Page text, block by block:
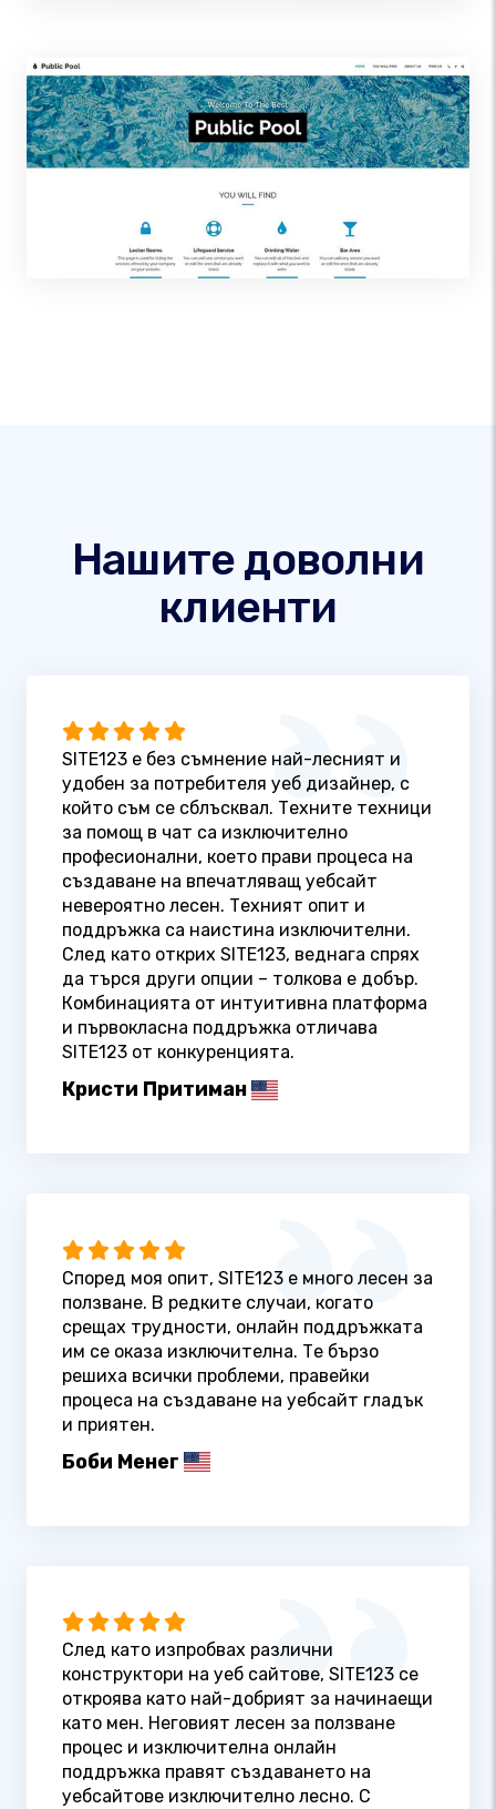
Нашите доволни
клиенти
SITE123 е без съмнение най-лесният и
удобен за потребителя уеб дизайнер, с
който съм се сблъсквал. Техните техници
за помощ в чат са изключително
професионални, което прави процеса на
създаване на впечатляващ уебсайт
невероятно лесен. Техният опит и
поддръжка са наистина изключителни.
След като открих SITE123, веднага спрях
да търся други опции – толкова е добър.
Комбинацията от интуитивна платформа
и първокласна поддръжка отличава
SITE123 от конкуренцията.
Кристи Притиман
Според моя опит, SITE123 е много лесен за
ползване. В редките случаи, когато
срещах трудности, онлайн поддръжката
им се оказа изключителна. Те бързо
решиха всички проблеми, правейки
процеса на създаване на уебсайт гладък
и приятен.
Боби Менег
След като изпробвах различни
конструктори на уеб сайтове, SITE123 се
откроява като най-добрият за начинаещи
като мен. Неговият лесен за ползване
процес и изключителна онлайн
поддръжка правят създаването на
уебсайтове изключително лесно. С